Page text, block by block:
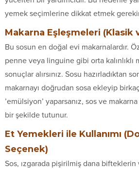
yemek seçimlerine dikkat etmek
Makarna Eşleşmeleri (Klasik
Bu sosun en doğal evi makarnalardır.
penne veya linguine gibi orta kalınlıklı
sonuçlar alırsınız. Sosu hazırladıktan
makarnayı doğrudan sosa ekleyip
’emülsiyon’ yaparsanız, sos ve
bir şekilde tutunur.
Et Yemekleri ile Kullanımı
Seçenek)
Sos, ızgarada pişirilmiş dana bifteklerin